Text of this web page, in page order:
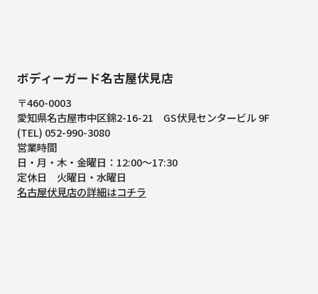
ボディーガード名古屋伏見店
〒460-0003
愛知県名古屋市中区錦2-16-21 GS伏見センタービル 9F
(TEL) 052-990-3080
営業時間
日・月・木・金曜日：12:00～17:30
定休日 火曜日・水曜日
名古屋伏見店の詳細はコチラ